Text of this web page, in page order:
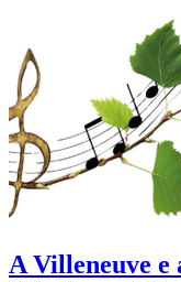
A Villeneuve e